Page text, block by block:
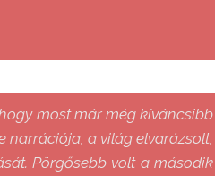
most már még kíváncsibb
narrációja, a világ elvarázsolt,
Pörgősebb volt a második